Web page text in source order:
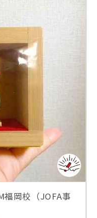
福岡校（JOFA事